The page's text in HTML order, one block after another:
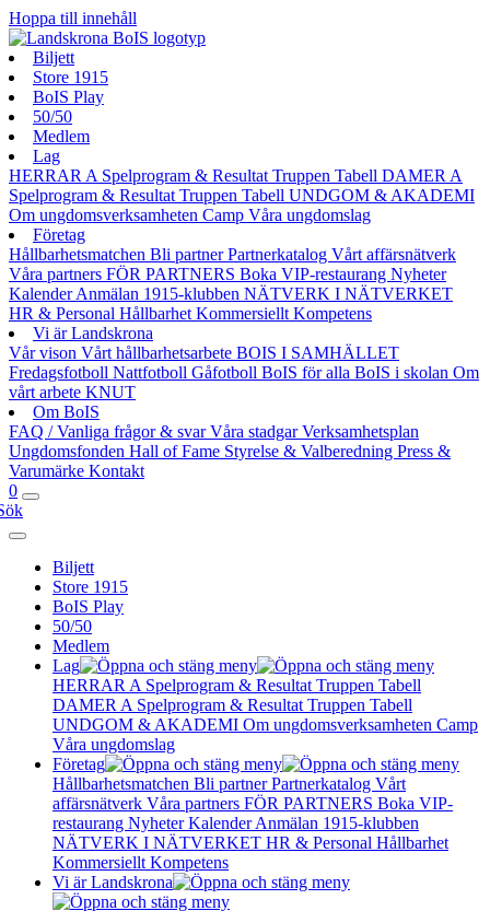
Hoppa till innehåll
Biljett
Store 1915
BoIS Play
50/50
Medlem
Lag
HERRAR A Spelprogram & Resultat Truppen Tabell DAMER A
Spelprogram & Resultat Truppen Tabell UNDGOM & AKADEMI
Om ungdomsverksamheten Camp Våra ungdomslag
Företag
Hållbarhetsmatchen Bli partnerPartnerkatalog Vårt affärsnätverk
Våra partners FÖR PARTNERS Boka VIP-restaurang Nyheter
KalenderAnmälan 1915-klubben NÄTVERK I NÄTVERKET
HR & Personal Hållbarhet Kommersiellt Kompetens
Vi är Landskrona
Vår vison Vårt hållbarhetsarbete BOIS I SAMHÄLLET
Fredagsfotboll Nattfotboll Gåfotboll BoIS för alla BoIS i skolan Om
vårt arbete KNUT
Om BoIS
FAQ / Vanliga frågor & svarVåra stadgarVerksamhetsplan
Ungdomsfonden Hall of Fame Styrelse & Valberedning Press &
Varumärke Kontakt
0
Biljett
Store 1915
BoIS Play
50/50
Medlem
Lag
HERRAR A Spelprogram & Resultat Truppen Tabell
DAMER A Spelprogram & Resultat Truppen Tabell
UNDGOM & AKADEMI Om ungdomsverksamheten Camp
Våra ungdomslag
Företag
Hållbarhetsmatchen Bli partnerPartnerkatalog Vårt
affärsnätverk Våra partners FÖR PARTNERS Boka VIP-
restaurang NyheterKalenderAnmälan 1915-klubben
NÄTVERK I NÄTVERKET HR & Personal Hållbarhet
Kommersiellt Kompetens
Vi är Landskrona